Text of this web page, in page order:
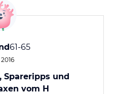
61-65
Spareripps und
vom H